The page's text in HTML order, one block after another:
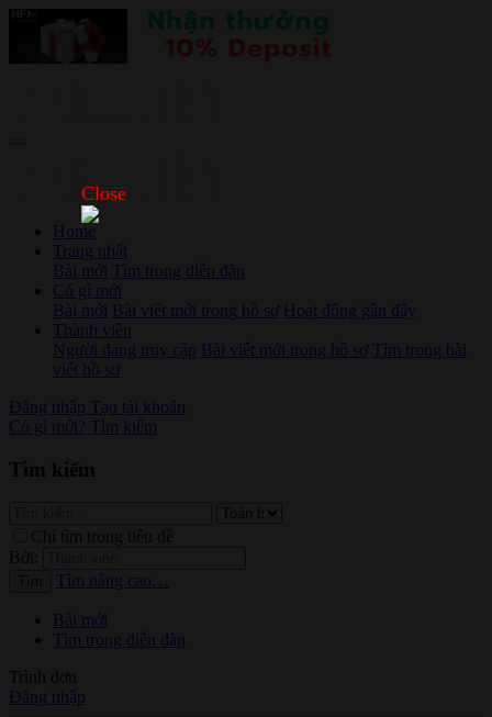
Home
Trang nhất
Bài mới
Tìm trong diễn đàn
Có gì mới
Bài mới Bài viết mới trong hồ sơ Hoạt động gần đây
Thành viên
Người đang truy cập Bài viết mới trong hồ sơ Tìm trong bài
viết hồ sơ
Đăng nhập Tạo tài khoản
Có gì mới? Tìm kiếm
Tìm kiếm
Chỉ tìm trong tiêu đề
Bởi:
Tìm nâng cao…
Bài mới
Tìm trong diễn đàn
Trình đơn
Đăng nhập
Close